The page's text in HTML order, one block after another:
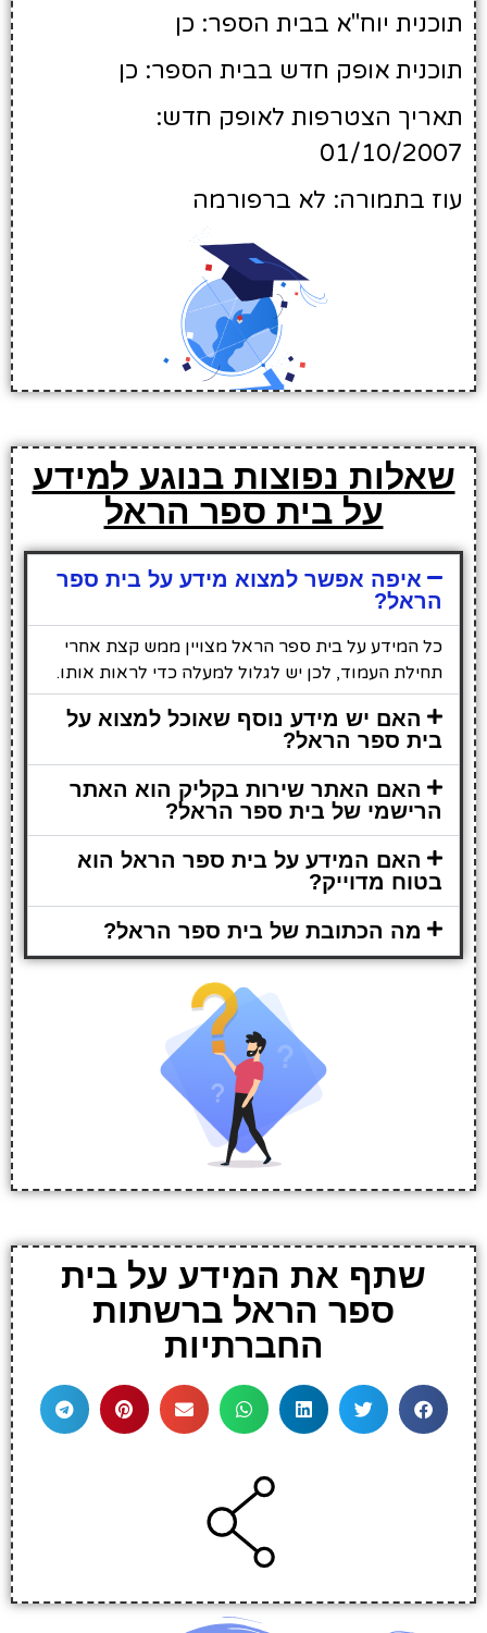
תוכנית יוח"א בבית הספר: כן
תוכנית אופק חדש בבית הספר: כן
תאריך הצטרפות לאופק חדש:
01/10/2007
עוז בתמורה: לא ברפורמה
שאלות נפוצות בנוגע למידע
על בית ספר הראל
איפה אפשר למצוא מידע על בית ספר
הראל?
כל המידע על בית ספר הראל מצויין ממש קצת אחרי
תחילת העמוד, לכן יש לגלול למעלה כדי לראות אותו.
האם יש מידע נוסף שאוכל למצוא על
בית ספר הראל?
האם האתר שירות בקליק הוא האתר
הרישמי של בית ספר הראל?
האם המידע על בית ספר הראל הוא
בטוח מדוייק?
מה הכתובת של בית ספר הראל?
שתף את המידע על בית
ספר הראל ברשתות
החברתיות